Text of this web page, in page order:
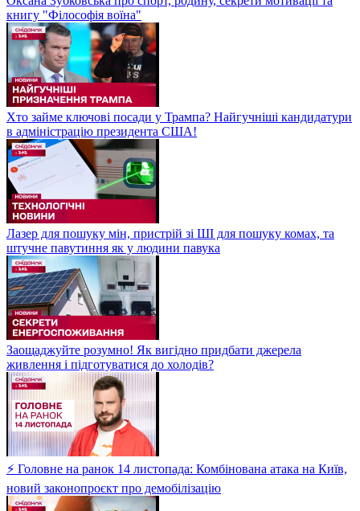
книгу "Філософія воїна"
Хто займе ключові посади у Трампа? Найгучніші кандидатури
в адміністрацію президента США!
Лазер для пошуку мін, пристрій зі ШІ для пошуку комах, та
штучне павутиння як у людини павука
Заощаджуйте розумно! Як вигідно придбати джерела
живлення і підготуватися до холодів?
⚡ Головне на ранок 14 листопада: Комбінована атака на Київ,
новий законопроєкт про демобілізацію